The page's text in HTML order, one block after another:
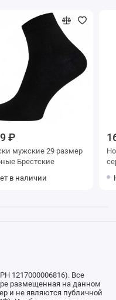
₽
29 размер
черные Брестские
в наличии
Носки
1217000006816). Все
размещенная на данном
и не являются публичной